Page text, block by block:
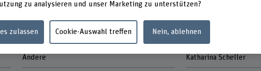
Andere
Katharina Scheller
zu analysieren und unser Marketing zu unterstützen?
zulassen Cookie-Auswahl treffen Nein, ablehnen